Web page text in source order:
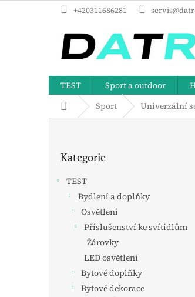
na
+420311686281
TEST Sport a outdoor
Domů Sport Univerzální
kategorie
Kategorie
TEST
Bydlení a doplňky
Osvětlení
Příslušenství ke svítidlům
Žárovky
LED osvětlení
Bytové doplňky
Bytové dekorace